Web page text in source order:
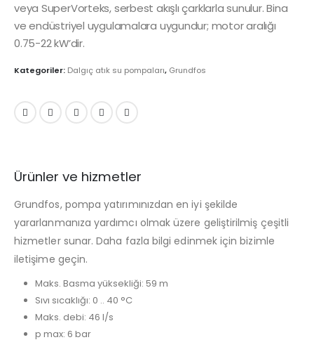
veya SuperVorteks, serbest akışlı çarklarla sunulur. Bina
ve endüstriyel uygulamalara uygundur; motor aralığı
0.75-22 kW’dir.
Kategoriler: Dalgıç atık su pompaları, Grundfos
Ürünler ve hizmetler
Grundfos, pompa yatırımınızdan en iyi şekilde
yararlanmanıza yardımcı olmak üzere geliştirilmiş çeşitli
hizmetler sunar. Daha fazla bilgi edinmek için bizimle
iletişime geçin.
Maks. Basma yüksekliği: 59 m
Sıvı sıcaklığı: 0 .. 40 °C
Maks. debi: 46 l/s
p max: 6 bar